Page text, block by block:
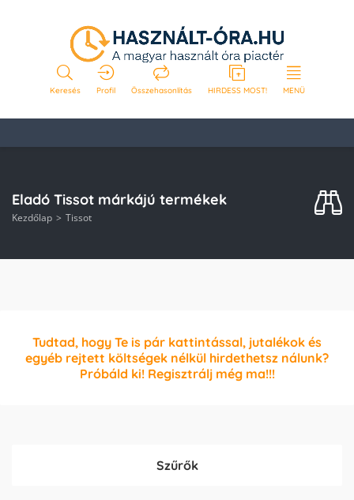
Keresés Profil Összehasonlítás HIRDESS MOST! MENÜ
Eladó Tissot márkájú termékek
Kezdőlap Tissot
Tudtad, hogy Te is pár kattintással, jutalékok és
egyéb rejtett költségek nélkül hirdethetsz nálunk?
Próbáld ki! Regisztrálj még ma!!!
Szűrők